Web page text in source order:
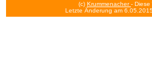
(c) Krummenacher- Diese
Letzte Änderung am